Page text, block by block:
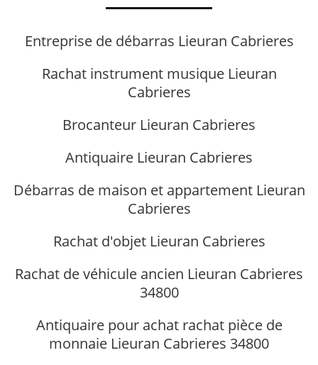
Entreprise de débarras Lieuran Cabrieres
Rachat instrument musique Lieuran
Cabrieres
Brocanteur Lieuran Cabrieres
Antiquaire Lieuran Cabrieres
Débarras de maison et appartement Lieuran
Cabrieres
Rachat d'objet Lieuran Cabrieres
Rachat de véhicule ancien Lieuran Cabrieres
34800
Antiquaire pour achat rachat pièce de
monnaie Lieuran Cabrieres 34800